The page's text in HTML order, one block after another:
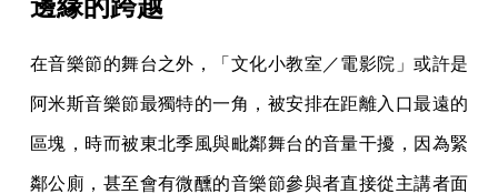
邊緣的跨越
在音樂節的舞台之外，「文化小教室／電影院」或許是
阿米斯音樂節最獨特的一角，被安排在距離入口最遠的
區塊，時而被東北季風與毗鄰舞台的音量干擾，因為緊
鄰公廁，甚至會有微醺的音樂節參與者直接從主講者面